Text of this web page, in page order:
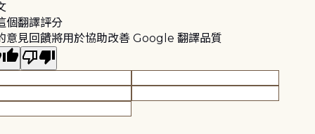
個翻譯評分
意見回饋將用於協助改善 Google 翻譯品質